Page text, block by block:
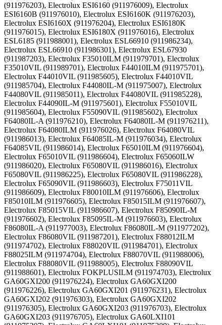
(911976203), Electrolux ESI6160 (911976009), Electrolux
ESI6160B (911976010), Electrolux ESI6160K (911976203),
Electrolux ESI6160X (911976204), Electrolux ESI6180K
(911976015), Electrolux ESI6180X (911976016), Electrolux
ESL6185 (911988001), Electrolux ESL66910 (911986234),
Electrolux ESL66910 (911986301), Electrolux ESL67930
(911987203), Electrolux F35010ILM (911979701), Electrolux
F35010VIL (911989701), Electrolux F44010ILM (911975701),
Electrolux F44010VIL (911985605), Electrolux F44010VIL
(911985704), Electrolux F44080IL-M (911975007), Electrolux
F44080VIL (911985011), Electrolux F44080VIL (911985228),
Electrolux F44090IL-M (911975601), Electrolux F55010VIL
(911985604), Electrolux F55090VIL (911985602), Electrolux
F64080IL-A (911976210), Electrolux F64080IL-M (911976211),
Electrolux F64080ILM (911976026), Electrolux F64080VIL
(911986013), Electrolux F64085IL-M (911976034), Electrolux
F64085VIL (911986014), Electrolux F65010ILM (911976604),
Electrolux F65010VIL (911986604), Electrolux F65060ILW
(911986020), Electrolux F65080VIL (911986016), Electrolux
F65080VIL (911986225), Electrolux F65080VIL (911986228),
Electrolux F65090VIL (911986603), Electrolux F75011VIL
(911986609), Electrolux F80010ILM (911976606), Electrolux
F85010ILM (911976605), Electrolux F85015ILM (911976607),
Electrolux F85015VIL (911986607), Electrolux F85090IL-M
(911976602), Electrolux F85095IL-M (911976603), Electrolux
F86080IL-A (911977003), Electrolux F86080IL-M (911977202),
Electrolux F86080VIL (911987201), Electrolux F88012ILM
(911974702), Electrolux F88020VIL (911984701), Electrolux
F88025ILM (911974704), Electrolux F88070VIL (911988006),
Electrolux F88080VIL (911988005), Electrolux F88090VIL
(911988601), Electrolux FOKPLUSILM (911974703), Electrolux
GA60GXI200 (911976224), Electrolux GA60GXI200
(911976226), Electrolux GA60GXI201 (911976231), Electrolux
GA60GXI202 (911976303), Electrolux GA60GXI202
(911976305), Electrolux GA60GXI203 (911976703), Electrolux
GA60GXI203 (911976705), Electrolux GA60LXI101